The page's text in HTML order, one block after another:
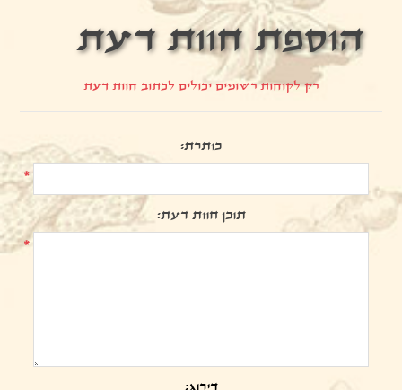
הוספת חוות דעת
רק לקוחות רשומים יכולים לכתוב חוות דעת
כותרת:
*
תוכן חוות דעת:
*